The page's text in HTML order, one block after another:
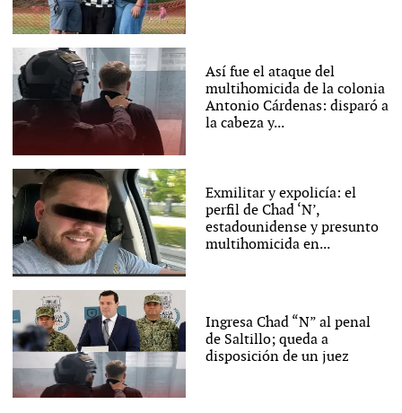
Así fue el ataque del
multihomicida de la colonia
Antonio Cárdenas: disparó a
la cabeza y...
Exmilitar y expolicía: el
perfil de Chad ‘N’,
estadounidense y presunto
multihomicida en...
Ingresa Chad “N” al penal
de Saltillo; queda a
disposición de un juez